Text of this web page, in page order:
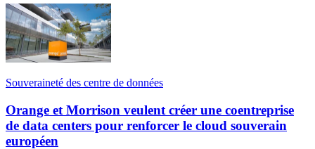
Souveraineté des centre de données
Orange et Morrison veulent créer une coentreprise
de data centers pour renforcer le cloud souverain
européen